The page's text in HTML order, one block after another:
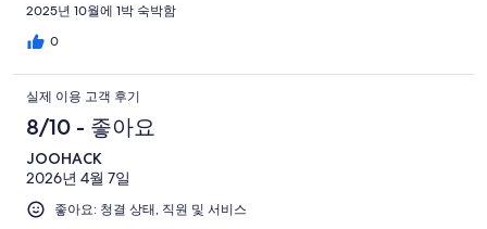
2025년 10월에 1박 숙박함
0
실제 이용 고객 후기
8/10 - 좋아요
JOOHACK
2026년 4월 7일
좋아요: 청결 상태, 직원 및 서비스